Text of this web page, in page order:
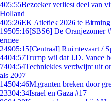
405:55Bezoeker verliest deel van
Holland
405:26EK Atletiek 2026 te
19505:16[SBS6] De Oranjezomer
ermee
24905:15[Centraal] Ruimtevaart /
4404:57Trump wil dat J.D. Vance
7404:54Techniekles verdwijnt uit
als 2007
14504:46Migranten breken door
23304:34Israel en Gaza #17